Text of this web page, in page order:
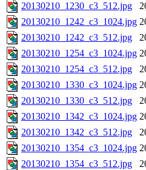
20130210_1230_c3_512.jpg
20130210_1242_c3_1024.jpg
20130210_1242_c3_512.jpg
20130210_1254_c3_1024.jpg
20130210_1254_c3_512.jpg
20130210_1330_c3_1024.jpg
20130210_1330_c3_512.jpg
20130210_1342_c3_1024.jpg
20130210_1342_c3_512.jpg
20130210_1354_c3_1024.jpg
20130210_1354_c3_512.jpg